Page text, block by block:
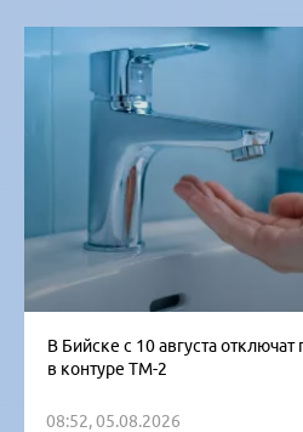
В Бийске с 10 августа
в контуре ТМ-2
08:52, 05.08.2026